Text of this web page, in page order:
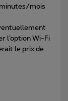
mois
l’option Wi-Fi
le prix de